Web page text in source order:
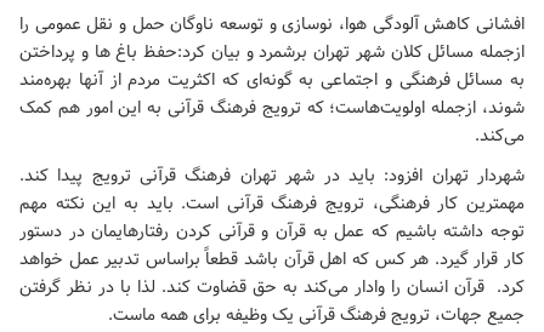
افشانی کاهش آلودگی هوا، نوسازی و توسعه ناوگان حمل و نقل عمومی را
ازجمله مسائل کلان شهر تهران برشمرد و بیان کرد:حفظ باغ ها و پرداختن
به مسائل فرهنگی و اجتماعی به گونه‌ای که اکثریت مردم از آنها بهره‌مند
شوند، ازجمله اولویت‌هاست؛ که ترویج فرهنگ قرآنی به این امور هم کمک
می‌کند.
شهردار تهران افزود: باید در شهر تهران فرهنگ قرآنی ترویج پیدا کند.
مهمترین کار فرهنگی، ترویج فرهنگ قرآنی است. باید به این نکته مهم
توجه داشته باشیم که عمل به قرآن و قرآنی کردن رفتارهایمان در دستور
کار قرار گیرد. هر کس که اهل قرآن باشد قطعاً براساس تدبیر عمل خواهد
کرد. قرآن انسان را وادار می‌کند به حق قضاوت کند. لذا با در نظر گرفتن
جمیع جهات، ترویج فرهنگ قرآنی یک وظیفه برای همه ماست.